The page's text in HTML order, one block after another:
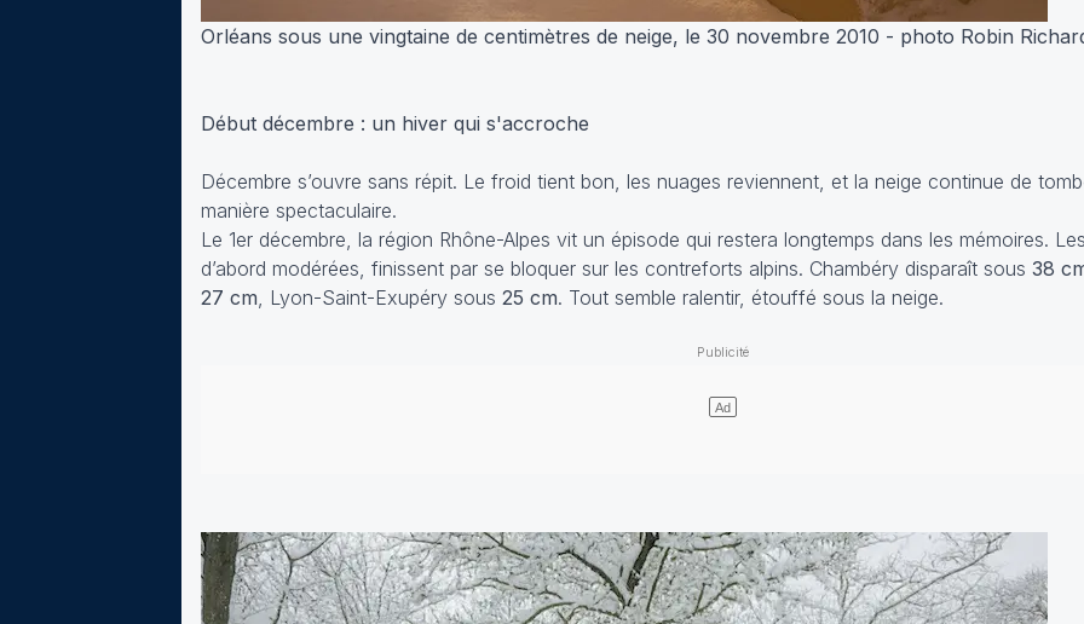
Orléans sous une vingtaine de centimètres de neige, le 30 novembre 2010 - photo Robin
Début décembre : un hiver qui s'accroche
Décembre s’ouvre sans répit. Le froid tient bon, les nuages reviennent, et la neige continue de
manière spectaculaire.
Le 1er décembre, la région Rhône-Alpes vit un épisode qui restera longtemps dans les mémoires.
d’abord modérées, finissent par se bloquer sur les contreforts alpins. Chambéry disparaît sous 38
27 cm , Lyon-Saint-Exupéry sous 25 cm. Tout semble ralentir, étouffé sous la neige.